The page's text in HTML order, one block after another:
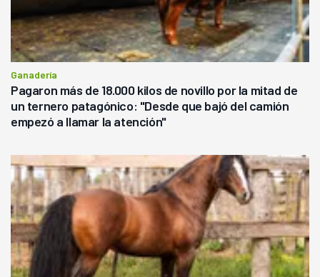
Ganadería
Pagaron más de 18.000 kilos de novillo por la mitad de
un ternero patagónico: "Desde que bajó del camión
empezó a llamar la atención"